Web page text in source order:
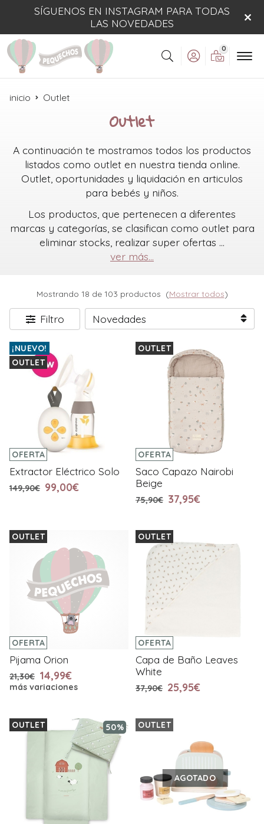
SÍGUENOS EN INSTAGRAM PARA TODAS
LAS NOVEDADES
Buscar
0
inicio Outlet
Outlet
A continuación te mostramos todos los productos
listados como outlet en nuestra tienda online.
Outlet, oportunidades y liquidación en articulos
para bebés y niños.
Los productos, que pertenecen a diferentes
marcas y categorías, se clasifican como outlet para
eliminar stocks, realizar super ofertas ...
ver más...
Mostrando 18 de 103 productos (Mostrar todos)
Filtro
OFERTA
¡NUEVO!
OUTLET
Extractor Eléctrico Solo
149,90€ 99,00€
OFERTA
OUTLET
Saco Capazo Nairobi
Beige
75,90€ 37,95€
OFERTA
OUTLET
Pijama Orion
21,30€ 14,99€
más variaciones
OFERTA
OUTLET
Capa de Baño Leaves
White
37,90€ 25,95€
50%
OUTLET OUTLET
AGOTADO